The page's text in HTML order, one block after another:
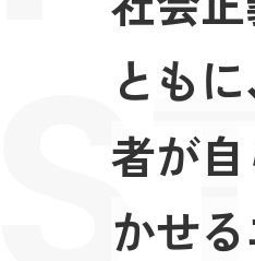
とも
者が
かせ